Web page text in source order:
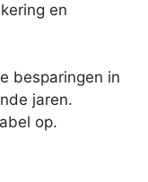
en
besparingen in
jaren.
op.